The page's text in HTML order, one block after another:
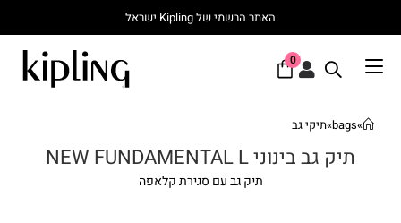
האתר הרשמי של Kipling ישראל
0
»
bags
»תיקי גב
תיק גב בינוני NEW FUNDAMENTAL L
תיק גב עם סגירת קלאפה